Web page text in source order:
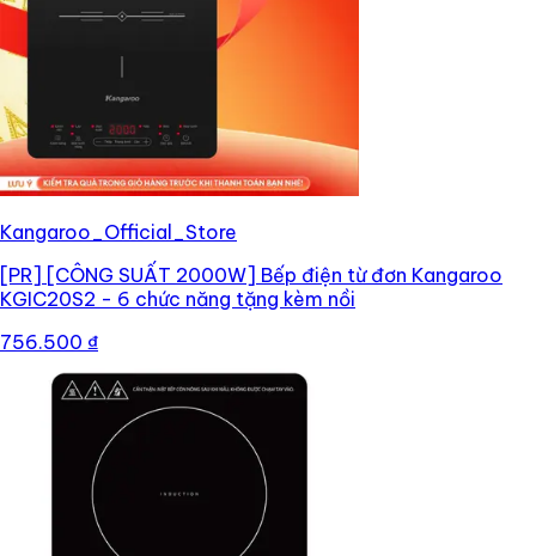
Kangaroo_Official_Store
[PR] [CÔNG SUẤT 2000W] Bếp điện từ đơn Kangaroo
KGIC20S2 - 6 chức năng tặng kèm nồi
756.500 ₫